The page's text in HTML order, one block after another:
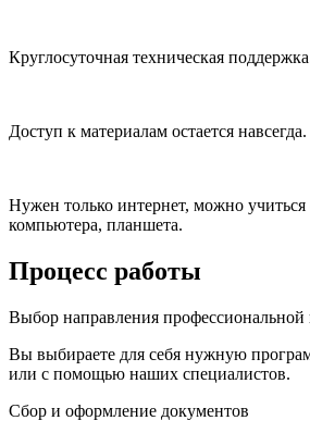
Круглосуточная техническая
Доступ к материалам остается навсегда.
Нужен только интернет, можно учиться
компьютера, планшета.
Процесс работы
Выбор направления профессиональной
Вы выбираете для себя нужную
или с помощью наших специалистов.
Сбор и оформление документов